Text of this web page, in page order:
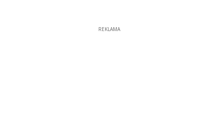
REKLAMA